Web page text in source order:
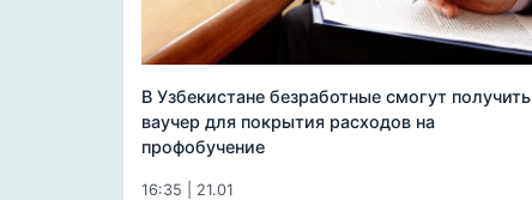
В Узбекистане безработные смогут получить
ваучер для покрытия расходов на
профобучение
16:35 | 21.01